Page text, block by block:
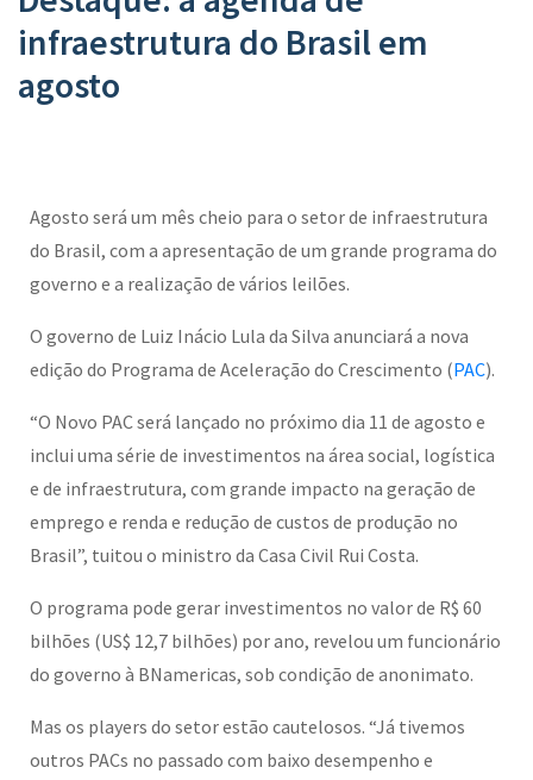
infraestrutura do Brasil em
agosto
Agosto será um mês cheio para o setor de infraestrutura
do Brasil, com a apresentação de um grande programa do
governo e a realização de vários leilões.
O governo de Luiz Inácio Lula da Silva anunciará a nova
edição do Programa de Aceleração do Crescimento (PAC).
“O Novo PAC será lançado no próximo dia 11 de agosto e
inclui uma série de investimentos na área social, logística
e de infraestrutura, com grande impacto na geração de
emprego e renda e redução de custos de produção no
Brasil”, tuitou o ministro da Casa Civil Rui Costa.
O programa pode gerar investimentos no valor de R$ 60
bilhões (US$ 12,7 bilhões) por ano, revelou um funcionário
do governo à BNamericas, sob condição de anonimato.
Mas os players do setor estão cautelosos. “Já tivemos
outros PACs no passado com baixo desempenho e